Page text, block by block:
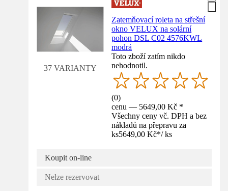
37 VARIANTY
Zatemňovací roleta na střešní
okno VELUX na solární
pohon DSL C02 4576KWL
modrá
Toto zboží zatím nikdo
nehodnotil.
(0)
cenu — 5649,00 Kč *
Všechny ceny vč. DPH a bez
nákladů na přepravu za
ks5649,00 Kč*/ ks
Koupit on-line
Nelze rezervovat